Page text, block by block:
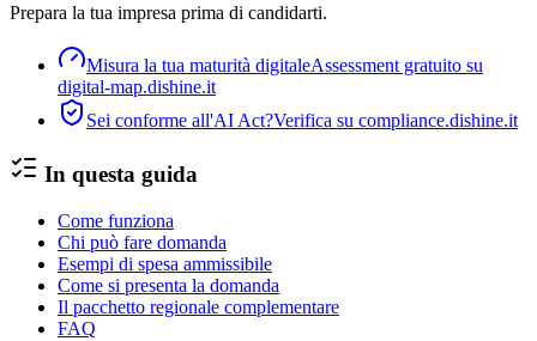
Prepara la tua impresa prima di candidarti.
Misura la tua maturità digitaleAssessment gratuito su
digital-map.dishine.it
Sei conforme all'AI Act?Verifica su compliance.dishine.it
In questa guida
Come funziona
Chi può fare domanda
Esempi di spesa ammissibile
Come si presenta la domanda
Il pacchetto regionale complementare
FAQ